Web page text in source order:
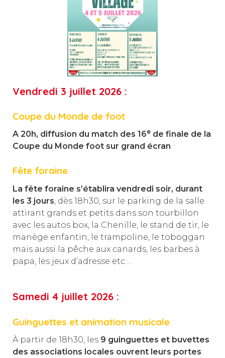
Vendredi 3 juillet 2026 :
Coupe du Monde de foot
A 20h, diffusion du match des 16e de finale de la
Coupe du Monde foot sur grand écran
Fête foraine
La fête foraine s’établira vendredi soir, durant
les 3 jours , dès 18h30, sur le parking de la salle
attirant grands et petits dans son tourbillon
avec les autos box, la Chenille, le stand de tir, le
manège enfantin, le trampoline, le toboggan
mais aussi la pêche aux canards, les barbes à
papa, les jeux d’adresse etc….
Samedi 4 juillet 2026 :
Guinguettes et animation musicale
À partir de 18h30, les 9 guinguettes et buvettes
des associations locales ouvrent leurs portes.